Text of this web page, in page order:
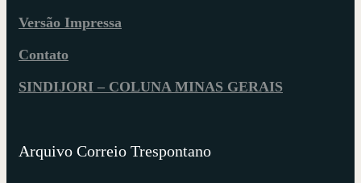
Versão Impressa
Contato
SINDIJORI – COLUNA MINAS GERAIS
Arquivo Correio Trespontano